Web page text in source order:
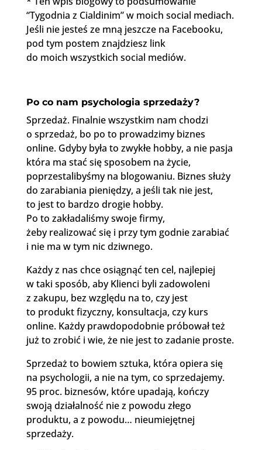
“Tygodnia z Cialdinim” w moich social mediach.
Jeśli nie jesteś ze mną jeszcze na Facebooku,
pod tym postem znajdziesz link
do moich wszystkich social mediów.
Po co nam psychologia sprzedaży?
Sprzedaż. Finalnie wszystkim nam chodzi
o sprzedaż, bo po to prowadzimy biznes
online. Gdyby była to zwykłe hobby, a nie pasja
która ma stać się sposobem na życie,
poprzestalibyśmy na blogowaniu. Biznes służy
do zarabiania pieniędzy, a jeśli tak nie jest,
to jest to bardzo drogie hobby.
Po to zakładaliśmy swoje firmy,
żeby realizować się i przy tym godnie zarabiać
i nie ma w tym nic dziwnego.
Każdy z nas chce osiągnąć ten cel, najlepiej
w taki sposób, aby Klienci byli zadowoleni
z zakupu, bez względu na to, czy jest
to produkt fizyczny, konsultacja, czy kurs
online. Każdy prawdopodobnie próbował też
już to zrobić i wie, że nie jest to zadanie proste.
Sprzedaż to bowiem sztuka, która opiera się
na psychologii, a nie na tym, co sprzedajemy.
95 proc. biznesów, które upadają, kończy
swoją działalność nie z powodu złego
produktu, a z powodu… nieumiejętnej
sprzedaży.